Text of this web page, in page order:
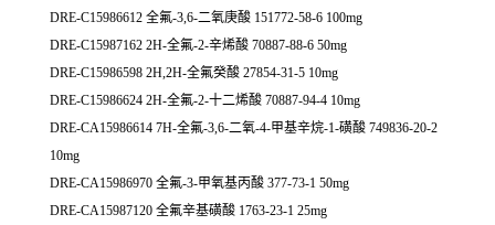
DRE-C15986612 全氟-3,6-二氧庚酸 151772-58-6 100mg
DRE-C15987162 2H-全氟-2-辛烯酸 70887-88-6 50mg
DRE-C15986598 2H,2H-全氟癸酸 27854-31-5 10mg
DRE-C15986624 2H-全氟-2-十二烯酸 70887-94-4 10mg
DRE-CA15986614 7H-全氟-3,6-二氧-4-甲基辛烷-1-磺酸 749836-20-2
10mg
DRE-CA15986970 全氟-3-甲氧基丙酸 377-73-1 50mg
DRE-CA15987120 全氟辛基磺酸 1763-23-1 25mg